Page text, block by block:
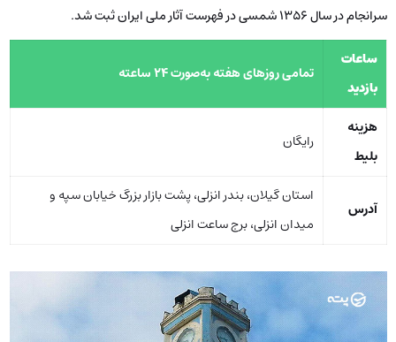
سرانجام در سال 1356 شمسی در فهرست آثار ملی ایران ثبت شد.
ساعات
بازدید
تمامی روزهای هفته به‌صورت 24 ساعته
هزینه
بلیط
رایگان
آدرس
استان گیلان، بندر انزلی، پشت بازار بزرگ خیابان سپه و
میدان انزلی، برج ساعت انزلی